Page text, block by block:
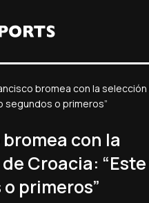
bromea con la selección
segundos o primeros”
con la
Croacia:
primeros”